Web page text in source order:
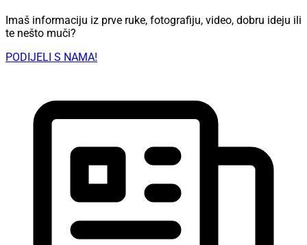
Imaš informaciju iz prve ruke, fotografiju, video, dobru ideju ili
te nešto muči?
PODIJELI S NAMA!